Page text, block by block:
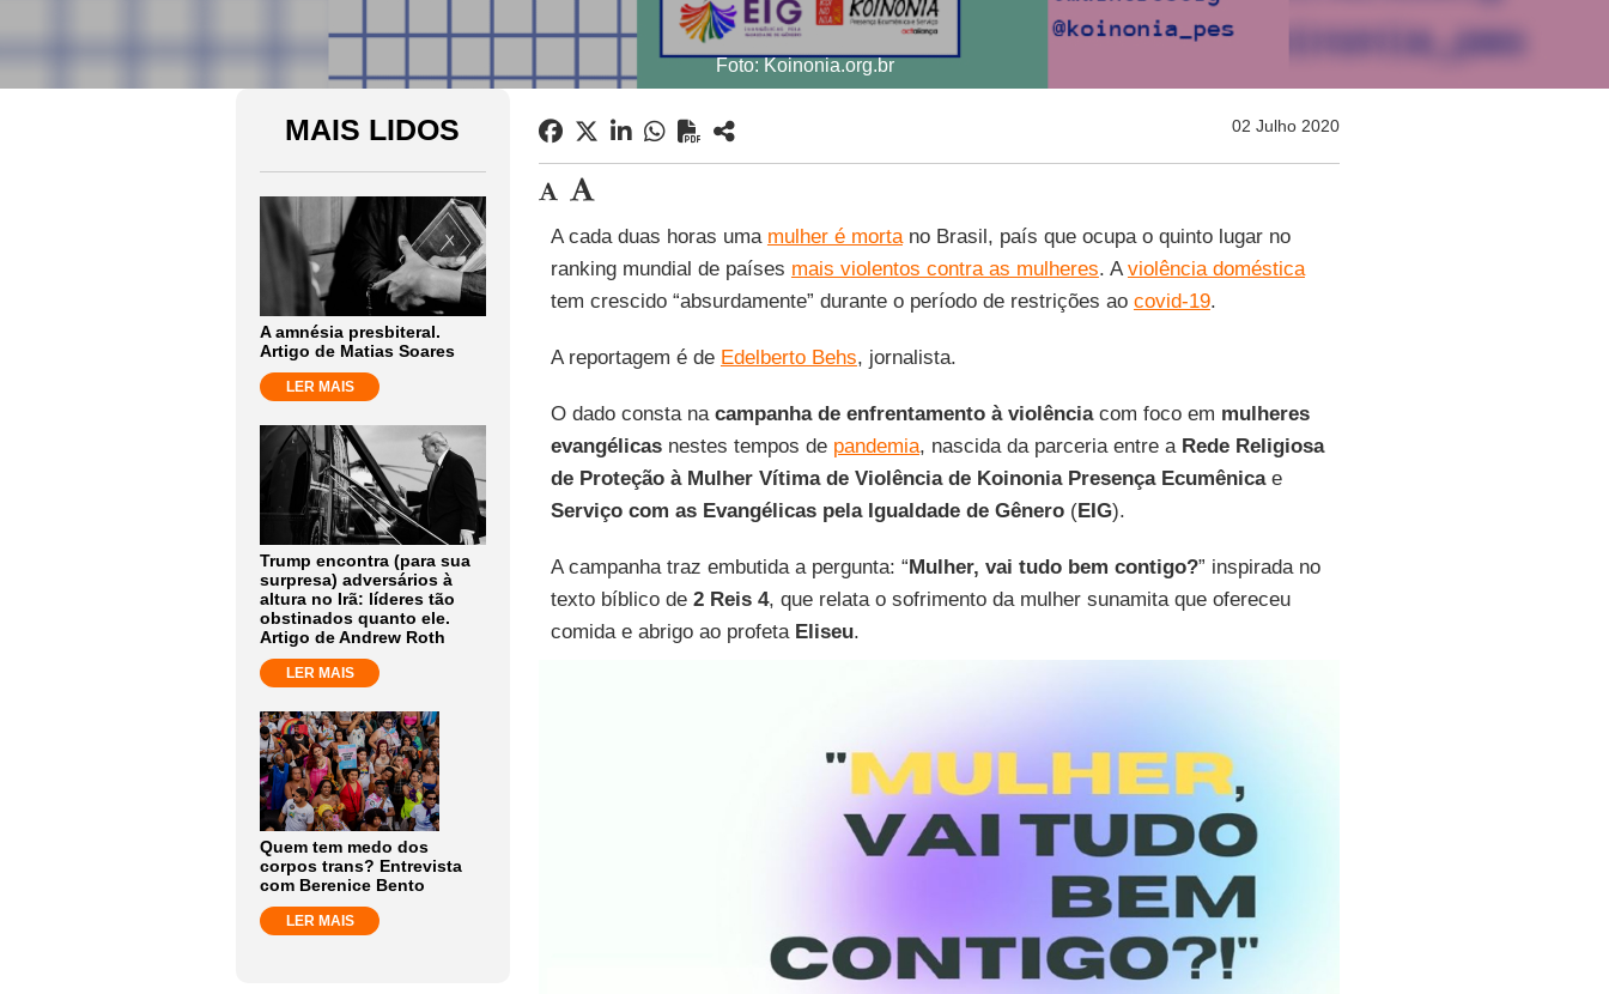
Foto: Koinonia.org.br
MAIS LIDOS
A amnésia presbiteral.
Artigo de Matias Soares
LER MAIS
Trump encontra (para sua
surpresa) adversários à
altura no Irã: líderes tão
obstinados quanto ele.
Artigo de Andrew Roth
LER MAIS
Quem tem medo dos
corpos trans? Entrevista
com Berenice Bento
LER MAIS
02 Julho 2020
A cada duas horas uma mulher é mortano Brasil, país que ocupa o quinto lugar no
ranking mundial de países mais violentos contra as mulheres. Aviolência doméstica
tem crescido “absurdamente” durante o período de restrições ao covid-19.
A reportagem é de Edelberto Behs, jornalista.
O dado consta na campanha de enfrentamento à violênciacom foco em mulheres
evangélicasnestes tempos de pandemia, nascida da parceria entre a Rede Religiosa
de Proteção à Mulher Vítima de Violência de Koinonia Presença Ecumênicae
Serviço com as Evangélicas pela Igualdade de Gênero(EIG).
A campanha traz embutida a pergunta: “Mulher, vai tudo bem contigo?” inspirada no
texto bíblico de 2 Reis 4, que relata o sofrimento da mulher sunamita que ofereceu
comida e abrigo ao profeta Eliseu.